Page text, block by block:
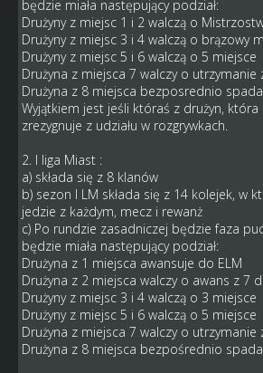
będzie miała następujący podział:
Drużyny z miejsc 1 i 2 walczą o
Drużyny z miejsc 3 i 4 walczą o brązowy
Drużyny z miejsc 5 i 6 walczą o 5 miejsce
Drużyna z miejsca 7 walczy o utrzymanie
Drużyna z 8 miejsca bezposrednio
Wyjątkiem jest jeśli któraś z drużyn, która
zrezygnuje z udziału w rozgrywkach.
2. I liga Miast :
a) składa się z 8 klanów
b) sezon I LM składa się z 14 kolejek, w
jedzie z każdym, mecz i rewanż
c) Po rundzie zasadniczej będzie faza
będzie miała następujący podział:
Drużyna z 1 miejsca awansuje do ELM
Drużyna z 2 miejsca walczy o awans z 7
Drużyny z miejsc 3 i 4 walczą o 3 miejsce
Drużyny z miejsc 5 i 6 walczą o 5 miejsce
Drużyna z miejsca 7 walczy o utrzymanie
Drużyna z 8 miejsca bezpośrednio